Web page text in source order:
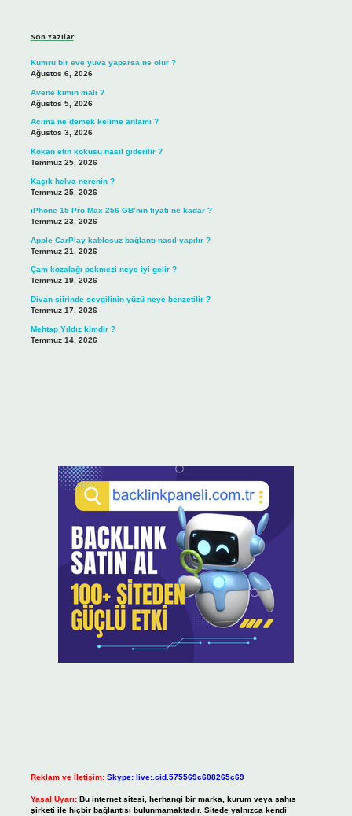
Son Yazılar
Kumru bir eve yuva yaparsa ne olur ?
Ağustos 6, 2026
Avene kimin malı ?
Ağustos 5, 2026
Acıma ne demek kelime anlamı ?
Ağustos 3, 2026
Kokan etin kokusu nasıl giderilir ?
Temmuz 25, 2026
Kaşık helva nerenin ?
Temmuz 25, 2026
iPhone 15 Pro Max 256 GB’nin fiyatı ne kadar ?
Temmuz 23, 2026
Apple CarPlay kablosuz bağlantı nasıl yapılır ?
Temmuz 21, 2026
Çam kozalağı pekmezi neye iyi gelir ?
Temmuz 19, 2026
Divan şiirinde sevgilinin yüzü neye benzetilir ?
Temmuz 17, 2026
Mehtap Yıldız kimdir ?
Temmuz 14, 2026
Reklam ve İletişim: Skype: live:.cid.575569c608265c69
Yasal Uyarı: Bu internet sitesi, herhangi bir marka, kurum veya şahıs
şirketi ile hiçbir bağlantısı bulunmamaktadır. Sitede yalnızca kendi